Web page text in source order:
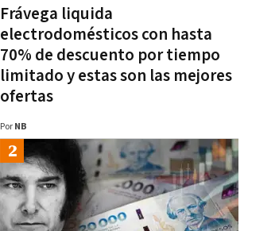
Frávega liquida
electrodomésticos con hasta
70% de descuento por tiempo
limitado y estas son las mejores
ofertas
Por NB